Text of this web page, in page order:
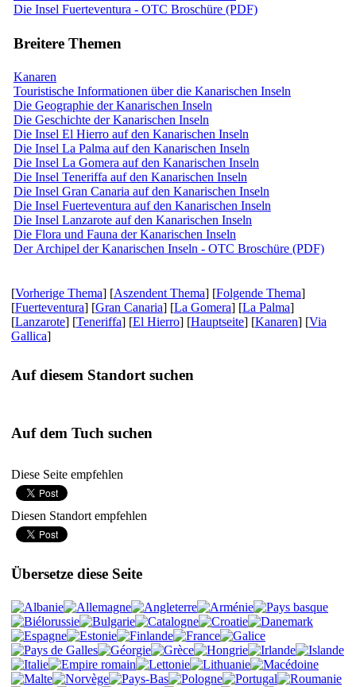
Die Insel Fuerteventura - OTC Broschüre (PDF)
Breitere Themen
Kanaren
Touristische Informationen über die Kanarischen Inseln
Die Geographie der Kanarischen Inseln
Die Geschichte der Kanarischen Inseln
Die Insel El Hierro auf den Kanarischen Inseln
Die Insel La Palma auf den Kanarischen Inseln
Die Insel La Gomera auf den Kanarischen Inseln
Die Insel Teneriffa auf den Kanarischen Inseln
Die Insel Gran Canaria auf den Kanarischen Inseln
Die Insel Fuerteventura auf den Kanarischen Inseln
Die Insel Lanzarote auf den Kanarischen Inseln
Die Flora und Fauna der Kanarischen Inseln
Der Archipel der Kanarischen Inseln - OTC Broschüre (PDF)
[Vorherige Thema] [Aszendent Thema] [Folgende Thema]
[Fuerteventura] [Gran Canaria] [La Gomera] [La Palma]
[Lanzarote] [Teneriffa] [El Hierro] [Hauptseite] [Kanaren] [Via
Gallica]
Auf diesem Standort suchen
Auf dem Tuch suchen
Diese Seite empfehlen
Diesen Standort empfehlen
Übersetze diese Seite